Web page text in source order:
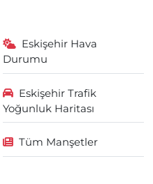
Eskişehir Hava
Durumu
Eskişehir Trafik
Yoğunluk Haritası
Tüm Manşetler